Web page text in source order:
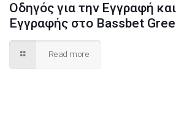
Οδηγός για την Εγγραφή
Εγγραφής στο Bassbet
Read more